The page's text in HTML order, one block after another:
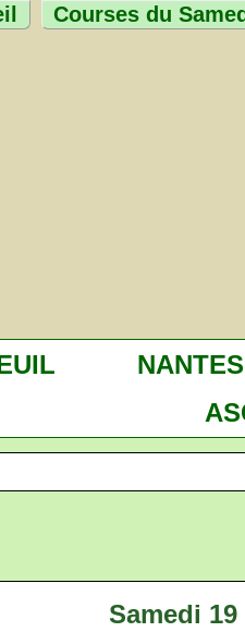
Courses du
NANTES
Samedi